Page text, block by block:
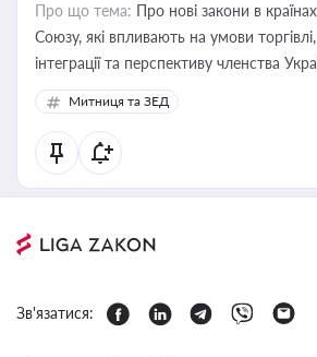
Про що тема: Про нові закони в
Союзу, які впливають на умови торгівлі, трудової міграції,
інтеграції та перспективу членства
Митниця та ЗЕД
Зв'язатися: